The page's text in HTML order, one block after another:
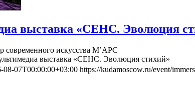
выставка «СЕНС. Эволюция
современного искусства М’АРС
выставка «СЕНС. Эволюция стихий»
08-07T00:00:00+03:00 https://kudamoscow.ru/event/